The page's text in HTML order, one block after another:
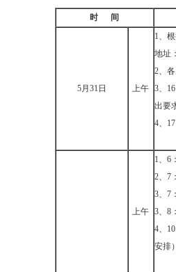
时 间
5月31日 上午
1、
地址
2、
3、
出要
4、
上午
1、6
2、7
3、7
3、8
4、
安排